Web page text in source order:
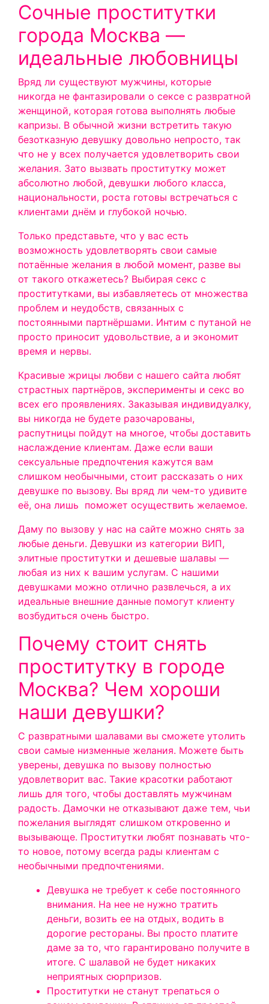
Сочные проститутки
города Москва —
идеальные любовницы
Вряд ли существуют мужчины, которые
никогда не фантазировали о сексе с развратной
женщиной, которая готова выполнять любые
капризы. В обычной жизни встретить такую
безотказную девушку довольно непросто, так
что не у всех получается удовлетворить свои
желания. Зато вызвать проститутку может
абсолютно любой, девушки любого класса,
национальности, роста готовы встречаться с
клиентами днём и глубокой ночью.
Только представьте, что у вас есть
возможность удовлетворять свои самые
потаённые желания в любой момент, разве вы
от такого откажетесь? Выбирая секс с
проститутками, вы избавляетесь от множества
проблем и неудобств, связанных с
постоянными партнёршами. Интим с путаной не
просто приносит удовольствие, а и экономит
время и нервы.
Красивые жрицы любви с нашего сайта любят
страстных партнёров, эксперименты и секс во
всех его проявлениях. Заказывая индивидуалку,
вы никогда не будете разочарованы,
распутницы пойдут на многое, чтобы доставить
наслаждение клиентам. Даже если ваши
сексуальные предпочтения кажутся вам
слишком необычными, стоит рассказать о них
девушке по вызову. Вы вряд ли чем-то удивите
её, она лишь поможет осуществить желаемое.
Даму по вызову у нас на сайте можно снять за
любые деньги. Девушки из категории ВИП,
элитные проститутки и дешевые шалавы —
любая из них к вашим услугам. С нашими
девушками можно отлично развлечься, а их
идеальные внешние данные помогут клиенту
возбудиться очень быстро.
Почему стоит снять
проститутку в городе
Москва? Чем хороши
наши девушки?
С развратными шалавами вы сможете утолить
свои самые низменные желания. Можете быть
уверены, девушка по вызову полностью
удовлетворит вас. Такие красотки работают
лишь для того, чтобы доставлять мужчинам
радость. Дамочки не отказывают даже тем, чьи
пожелания выглядят слишком откровенно и
вызывающе. Проститутки любят познавать что-
то новое, потому всегда рады клиентам с
необычными предпочтениями.
Девушка не требует к себе постоянного
внимания. На нее не нужно тратить
деньги, возить ее на отдых, водить в
дорогие рестораны. Вы просто платите
даме за то, что гарантировано получите в
итоге. С шалавой не будет никаких
неприятных сюрпризов.
Проститутки не станут трепаться о